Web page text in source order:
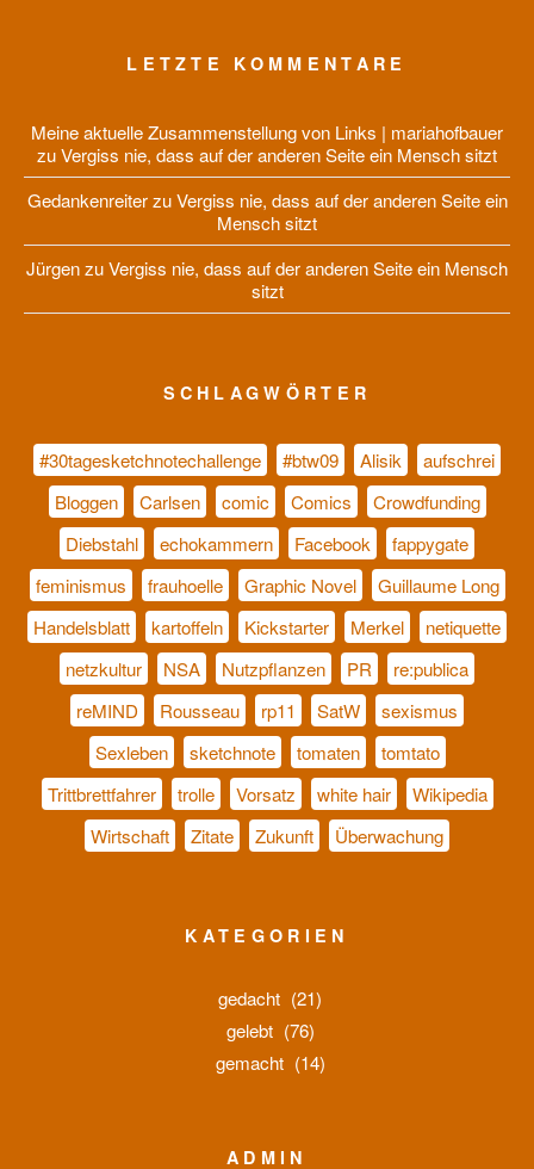
LETZTE KOMMENTARE
Meine aktuelle Zusammenstellung von Links | mariahofbauer
zuVergiss nie, dass auf der anderen Seite ein Mensch sitzt
GedankenreiterzuVergiss nie, dass auf der anderen Seite ein
Mensch sitzt
JürgenzuVergiss nie, dass auf der anderen Seite ein Mensch
sitzt
SCHLAGWÖRTER
#30tagesketchnotechallenge #btw09 Alisik
aufschrei
Bloggen
Carlsen comic Comics
Crowdfunding
Diebstahl
echokammern Facebook
fappygate
feminismus
frauhoelle Graphic Novel
Guillaume Long
Handelsblatt
kartoffeln Kickstarter Merkel
netiquette
netzkultur
NSA Nutzpflanzen PR
re:publica
reMIND
Rousseau rp11 SatW
sexismus
Sexleben
sketchnote tomaten
tomtato
Trittbrettfahrer
trolle Vorsatz white hair
Wikipedia
Wirtschaft
Zitate Zukunft Überwachung
KATEGORIEN
gedacht (21)
gelebt (76)
gemacht (14)
ADMIN